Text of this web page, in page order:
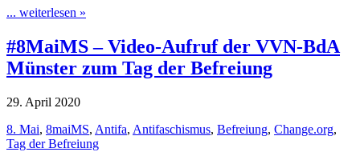
... weiterlesen »
#8MaiMS – Video-Aufruf der VVN-BdA
Münster zum Tag der Befreiung
29. April 2020
8. Mai, 8maiMS, Antifa, Antifaschismus, Befreiung, Change.org,
Tag der Befreiung